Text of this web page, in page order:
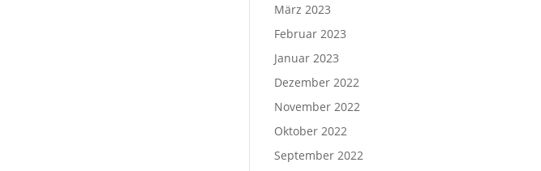
März 2023
Februar 2023
Januar 2023
Dezember 2022
November 2022
Oktober 2022
September 2022